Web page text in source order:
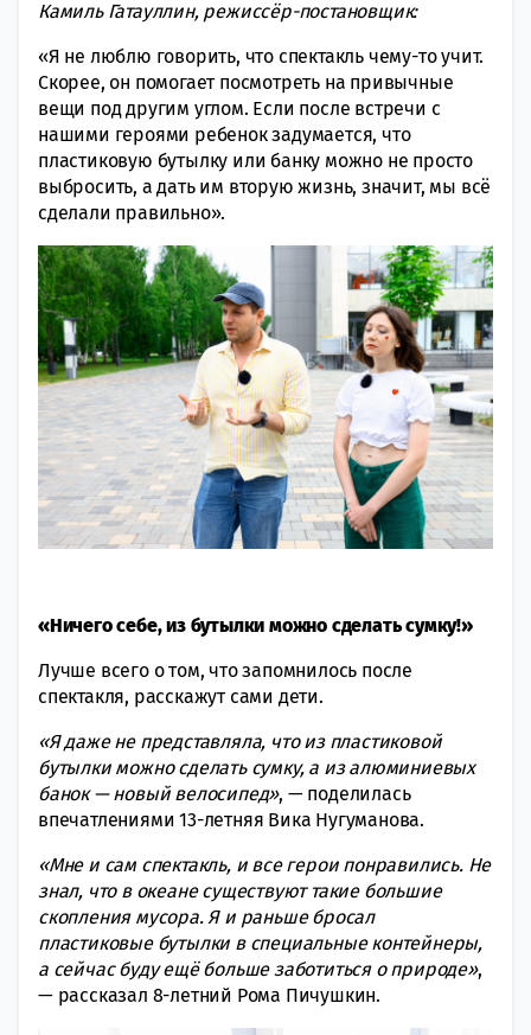
Камиль Гатауллин, режиссёр-постановщик:
«Я не люблю говорить, что спектакль чему-то учит.
Скорее, он помогает посмотреть на привычные
вещи под другим углом. Если после встречи с
нашими героями ребенок задумается, что
пластиковую бутылку или банку можно не просто
выбросить, а дать им вторую жизнь, значит, мы всё
сделали правильно».
«Ничего себе, из бутылки можно сделать сумку!»
Лучше всего о том, что запомнилось после
спектакля, расскажут сами дети.
«Я даже не представляла, что из пластиковой
бутылки можно сделать сумку, а из алюминиевых
банок — новый велосипед», — поделилась
впечатлениями 13-летняя Вика Нугуманова.
«Мне и сам спектакль, и все герои понравились. Не
знал, что в океане существуют такие большие
скопления мусора. Я и раньше бросал
пластиковые бутылки в специальные контейнеры,
а сейчас буду ещё больше заботиться о природе»,
— рассказал 8-летний Рома Пичушкин.